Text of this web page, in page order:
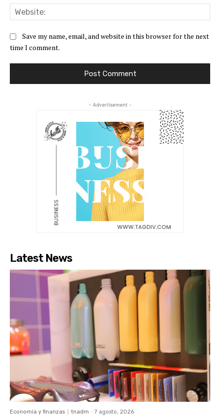
Save my name, email, and website in this browser for the next
time I comment.
- Advertisement -
Latest News
Economía y finanzas tnadm - 7 agosto, 2026